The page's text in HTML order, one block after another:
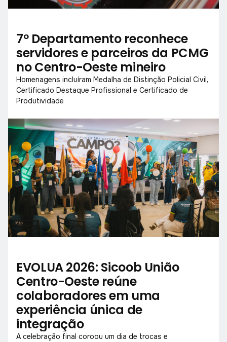
7º Departamento reconhece
servidores e parceiros da PCMG
no Centro-Oeste mineiro
Homenagens incluíram Medalha de Distinção Policial Civil,
Certificado Destaque Profissional e Certificado de
Produtividade
EVOLUA 2026: Sicoob União
Centro-Oeste reúne
colaboradores em uma
experiência única de
integração
A celebração final coroou um dia de trocas e